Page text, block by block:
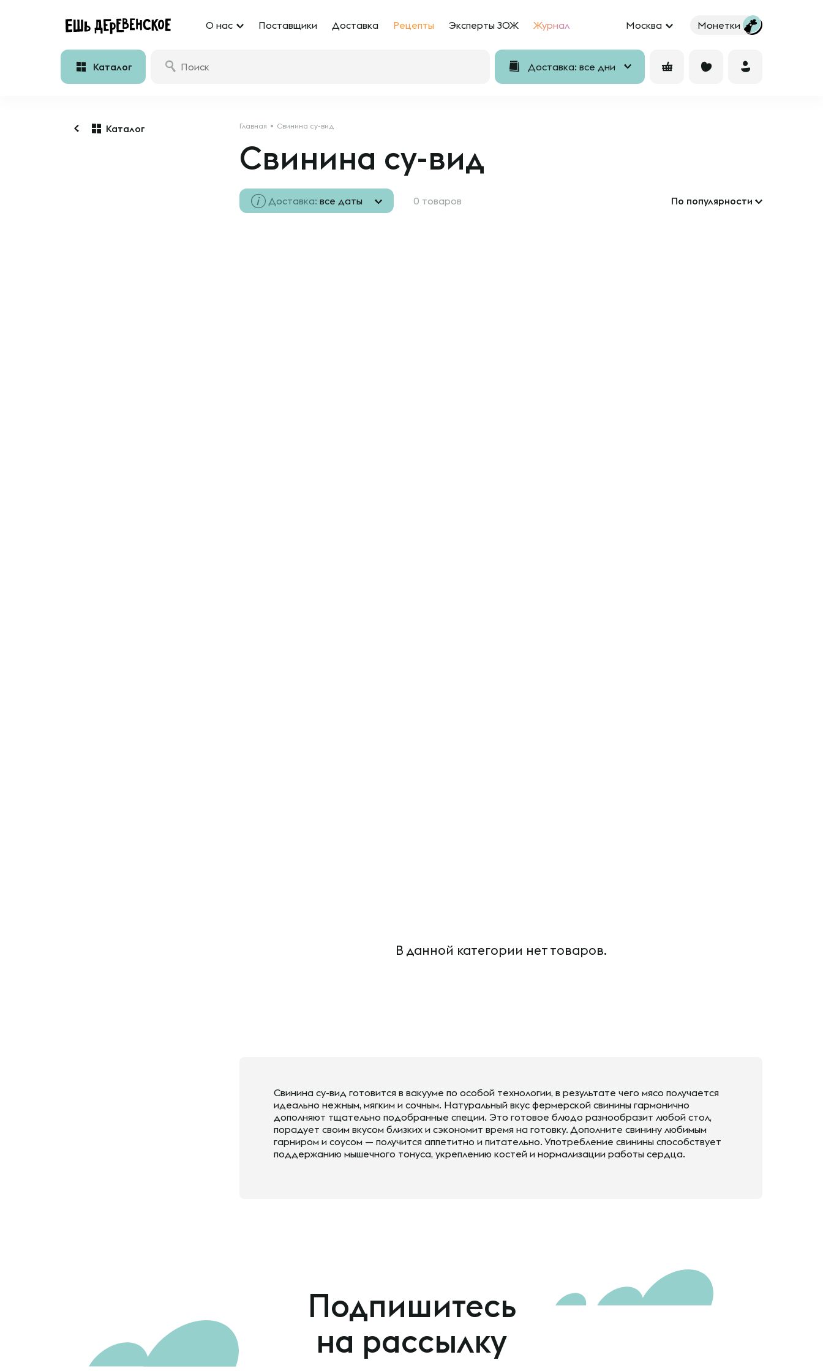
О нас Поставщики Доставка Рецепты Эксперты ЗОЖ Журнал Москва Монетки
Каталог Доставка: все дни
Каталог Главная Свинина су-вид
Свинина су-вид
Доставка: все даты 0 товаров По популярности
В данной категории нет товаров.
Свинина су-вид готовится в вакууме по особой технологии, в результате чего мясо получается
идеально нежным, мягким и сочным. Натуральный вкус фермерской свинины гармонично
дополняют тщательно подобранные специи. Это готовое блюдо разнообразит любой стол,
порадует своим вкусом близких и сэкономит время на готовку. Дополните свинину любимым
гарниром и соусом — получится аппетитно и питательно. Употребление свинины способствует
поддержанию мышечного тонуса, укреплению костей и нормализации работы сердца.
Подпишитесь
на рассылку